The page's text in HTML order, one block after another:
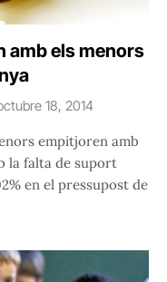
amb els menors
18, 2014
empitjoren amb
la falta de suport
en el pressupost de